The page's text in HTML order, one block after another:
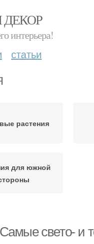
ДЕКОР
интерьера!
статьи
растения
для южной
свето- и